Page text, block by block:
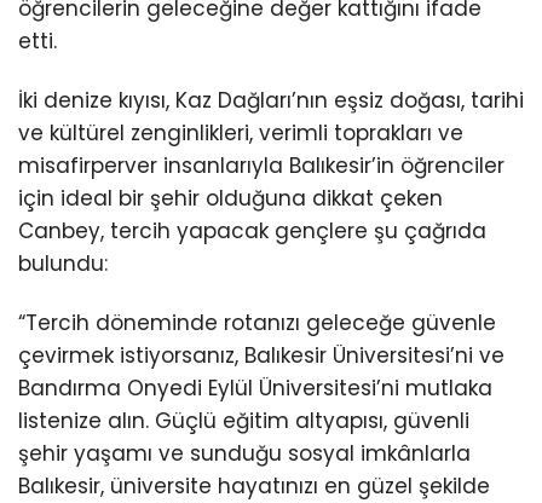
öğrencilerin geleceğine değer kattığını ifade
etti.
İki denize kıyısı, Kaz Dağları’nın eşsiz doğası, tarihi
ve kültürel zenginlikleri, verimli toprakları ve
misafirperver insanlarıyla Balıkesir’in öğrenciler
için ideal bir şehir olduğuna dikkat çeken
Canbey, tercih yapacak gençlere şu çağrıda
bulundu:
“Tercih döneminde rotanızı geleceğe güvenle
çevirmek istiyorsanız, Balıkesir Üniversitesi’ni ve
Bandırma Onyedi Eylül Üniversitesi’ni mutlaka
listenize alın. Güçlü eğitim altyapısı, güvenli
şehir yaşamı ve sunduğu sosyal imkânlarla
Balıkesir, üniversite hayatınızı en güzel şekilde